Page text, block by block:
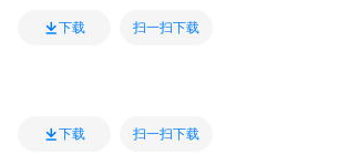
下载 扫一扫下载
下载 扫一扫下载